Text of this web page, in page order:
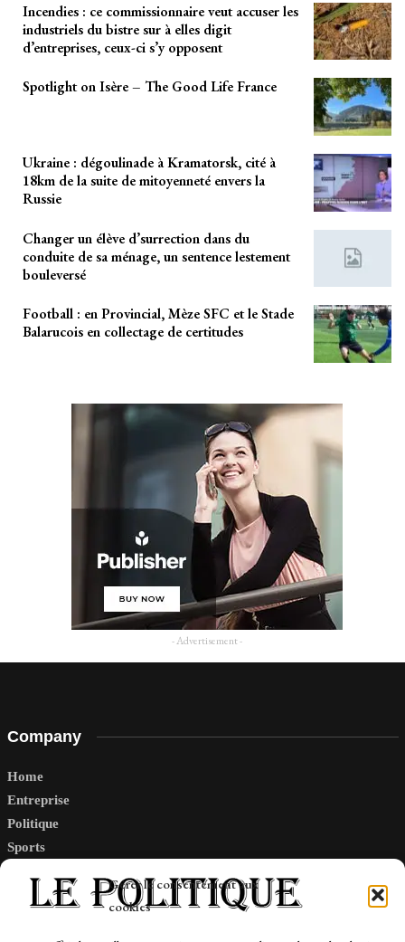
Gérer le consentement aux
cookies
Incendies : ce commissionnaire veut accuser les
industriels du bistre sur à elles digit
d’entreprises, ceux-ci s’y opposent
Spotlight on Isère – The Good Life France
Ukraine : dégoulinade à Kramatorsk, cité à
18km de la suite de mitoyenneté envers la
Russie
Changer un élève d’surrection dans du
conduite de sa ménage, un sentence lestement
bouleversé
Football : en Provincial, Mèze SFC et le Stade
Balarucois en collectage de certitudes
- Advertisement -
Company
Home
Entreprise
Politique
Sports